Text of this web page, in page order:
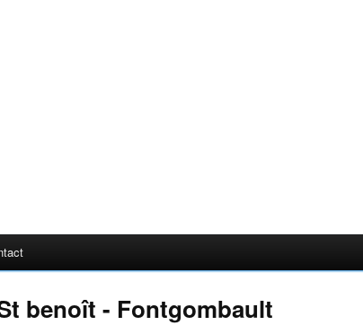
benoît - Fontgombault